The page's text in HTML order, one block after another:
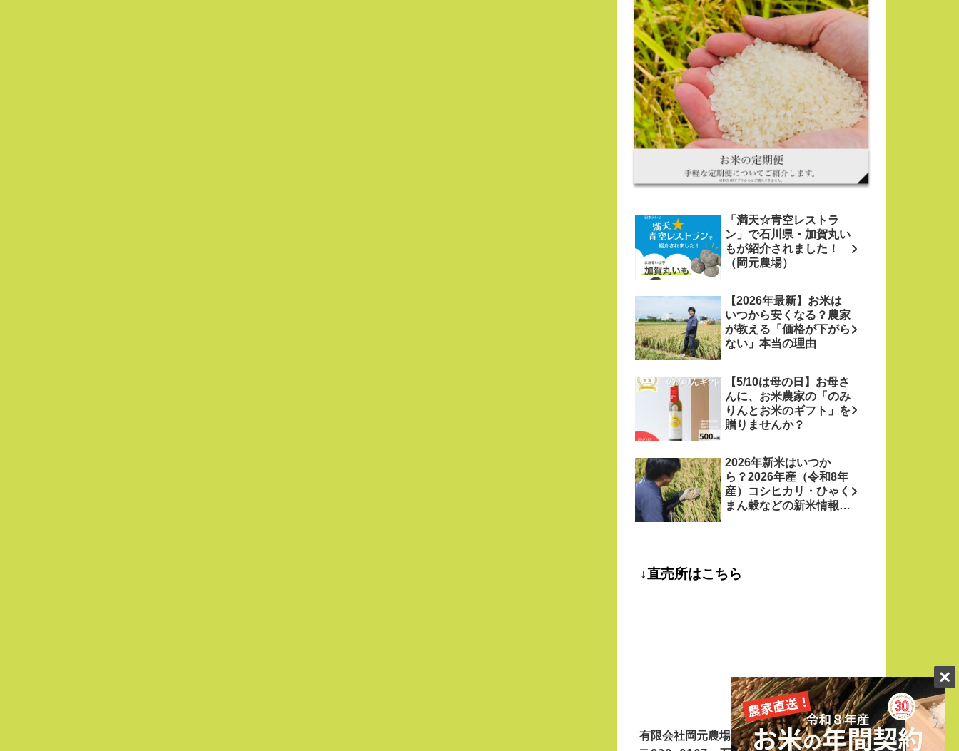
「満天☆青空レストラ
ン」で石川県・加賀丸い
もが紹介されました！
（岡元農場）
【2026年最新】お米は
いつから安くなる？農家
が教える「価格が下がら
ない」本当の理由
【5/10は母の日】お母さ
んに、お米農家の「のみ
りんとお米のギフト」を
贈りませんか？
2026年新米はいつか
ら？2026年産（令和8年
産）コシヒカリ・ひゃく
まん穀などの新米情報を
↓直売所はこちら
有限会社岡元農場